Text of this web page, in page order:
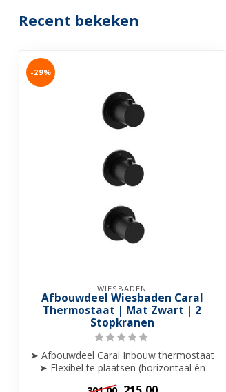
Recent bekeken
-29%
WIESBADEN
Afbouwdeel Wiesbaden Caral
Thermostaat | Mat Zwart | 2
Stopkranen
➤ Afbouwdeel Caral Inbouw thermostaat
➤ Flexibel te plaatsen (horizontaal én